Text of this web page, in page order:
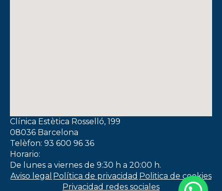
Clínica Estètica Rosselló, 199
08036 Barcelona
Telèfon: 93 600 96 36
Horario:
De lunes a viernes de 9:30 h a 20:00 h.
Aviso legal Política de privacidad Politica de cookies
Privacidad redes sociales